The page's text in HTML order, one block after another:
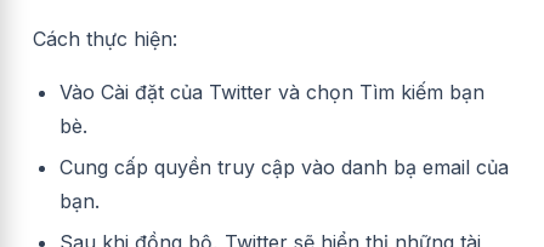
Cách thực hiện:
Vào Cài đặt của Twitter và chọn Tìm kiếm bạn
bè.
Cung cấp quyền truy cập vào danh bạ email của
bạn.